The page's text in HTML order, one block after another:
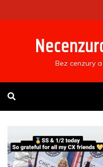
to
Bez cenzury